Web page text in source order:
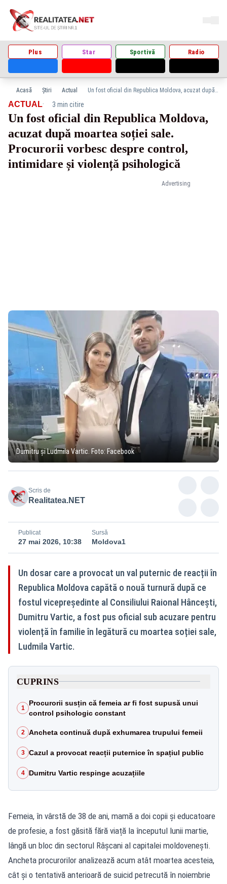
Plus Star Sportivă Radio
Acasă Știri Actual Un fost oficial din Republica Moldova, acuzat după moartea soției sale. Procurorii vorbesc despre control, intimidare și violență psihologică
Advertising
ACTUAL· 3 min citire
Un fost oficial din Republica Moldova,
acuzat după moartea soției sale.
Procurorii vorbesc despre control,
intimidare și violență psihologică
Dumitru și Ludmila Vartic. Foto: Facebook
Scris de
Realitatea.NET
Publicat
27 mai 2026, 10:38
Sursă
Moldova1
Un dosar care a provocat un val puternic de reacții în
Republica Moldova capătă o nouă turnură după ce
fostul vicepreședinte al Consiliului Raional Hâncești,
Dumitru Vartic, a fost pus oficial sub acuzare pentru
violență în familie în legătură cu moartea soției sale,
Ludmila Vartic.
CUPRINS
1
Procurorii susțin că femeia ar fi fost supusă unui
control psihologic constant
2 Ancheta continuă după exhumarea trupului femeii
3 Cazul a provocat reacții puternice în spațiul public
4 Dumitru Vartic respinge acuzațiile
Femeia, în vârstă de 38 de ani, mamă a doi copii și educatoare
de profesie, a fost găsită fără viață la începutul lunii martie,
lângă un bloc din sectorul Râșcani al capitalei moldovenești.
Ancheta procurorilor analizează acum atât moartea acesteia,
cât și o tentativă anterioară de suicid petrecută în noiembrie